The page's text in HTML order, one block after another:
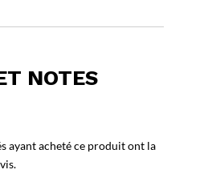
NOTES
ayant acheté ce produit ont la